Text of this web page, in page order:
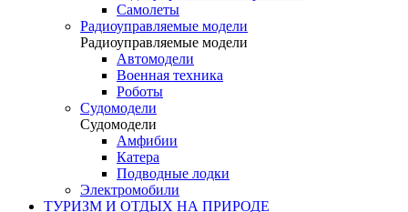
Самолеты
Радиоуправляемые модели
Радиоуправляемые модели
Автомодели
Военная техника
Роботы
Судомодели
Судомодели
Амфибии
Катера
Подводные лодки
Электромобили
ТУРИЗМ И ОТДЫХ НА ПРИРОДЕ